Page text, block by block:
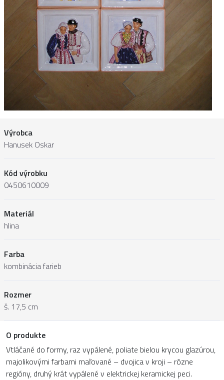
Výrobca
Hanusek Oskar
Kód výrobku
0450610009
Materiál
hlina
Farba
kombinácia farieb
Rozmer
š. 17,5 cm
O produkte
Vtláčané do formy, raz vypálené, poliate bielou krycou glazúrou,
majolikovými farbami maľované – dvojica v kroji – rôzne
regióny, druhý krát vypálené v elektrickej keramickej peci.